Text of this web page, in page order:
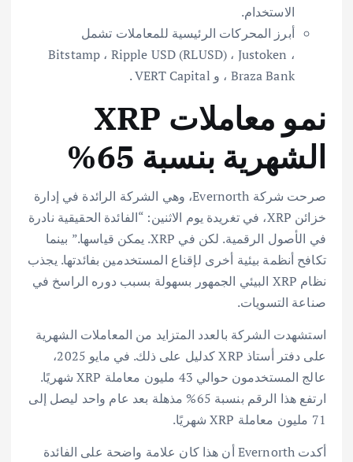
الاستخدام.
أبرز المحركات الرئيسية للمعاملات تشمل
Bitstamp ، Ripple USD (RLUSD) ، Justoken ،
Braza Bank ، و VERT Capital .
نمو معاملات XRP
الشهرية بنسبة 65%
صرحت شركة Evernorth، وهي الشركة الرائدة في إدارة
خزائن XRP، في تغريدة يوم الاثنين: “الفائدة الحقيقية نادرة
في الأصول الرقمية. لكن في XRP. يمكن قياسها.” بينما
تكافح أنظمة بيئية أخرى لإقناع المستخدمين بفائدتها. يجذب
نظام XRP البيئي الجمهور بسهولة بسبب دوره الراسخ في
صناعة التسويات.
استشهدت الشركة بالعدد المتزايد من المعاملات الشهرية
على دفتر أستاذ XRP كدليل على ذلك. في مايو 2025،
عالج المستخدمون حوالي 43 مليون معاملة XRP شهريًا.
ارتفع هذا الرقم بنسبة 65% مذهلة بعد عام واحد ليصل إلى
71 مليون معاملة XRP شهريًا.
أكدت Evernorth أن هذا كان علامة واضحة على الفائدة